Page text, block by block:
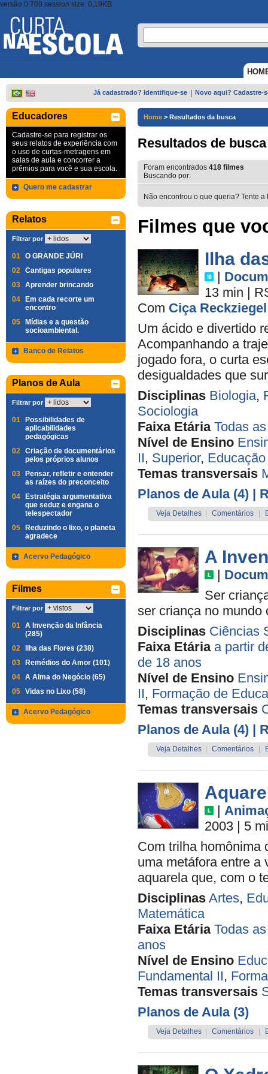
versão 0.700 session size: 0,19KB
Já cadastrado? Identifique-se Novo aqui? Cadastre-
Educadores
Cadastre-se para registrar os
seus relatos de experiência com
o uso de curtas-metragens em
salas de aula e concorrer a
prêmios para você e sua escola.
Quero me cadastrar
Relatos
Filtrar por
01 O GRANDE JÚRI
02 Cantigas populares
03 Aprender brincando
04
Em cada recorte um
encontro
05
Mídias e a questão
socioambiental.
Banco de Relatos
Planos de Aula
Filtrar por
01
Possibilidades de
aplicabilidades
pedagógicas
02 Criação de documentários
pelos próprios alunos
03
Pensar, refletir e entender
as raízes do preconceito
04
Estratégia argumentativa
que seduz e engana o
telespectador
05
Reduzindo o lixo, o planeta
agradece
Acervo Pedagógico
Filmes
Filtrar por
01 A Invenção da Infância
(285)
02
Ilha das Flores (238)
03
Remédios do Amor (101)
04 A Alma do Negócio (65)
05 Vidas no Lixo (58)
Acervo Pedagógico
Home > Resultados da busca
Resultados de busca
Foram encontrados 418 filmes
Buscando por:
Não encontrou o que queria? Tente
Filmes que
Ilha
|
13 min |
Com Ciça Reckziegel
Um ácido e divertido
Acompanhando a
jogado fora, o curta
desigualdades que
Disciplinas Biologia,
Sociologia
Faixa Etária Todas
Nível de Ensino
II, Superior,
Temas transversais
Planos de Aula (4) |
Veja Detalhes Comentários
A
|
Ser
ser criança no mundo
Disciplinas Ciências
Faixa Etária a partir
de 18 anos
Nível de Ensino
II, Formação de
Temas transversais
Planos de Aula (4) |
Veja Detalhes Comentários
|
2003 | 5
Com trilha homônima
uma metáfora entre a
aquarela que, com o
Disciplinas Artes,
Matemática
Faixa Etária Todas
anos
Nível de Ensino
Fundamental II,
Temas transversais
Planos de Aula (3)
Veja Detalhes Comentários